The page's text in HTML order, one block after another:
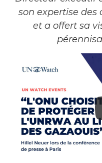
son expertise des
et a offert sa